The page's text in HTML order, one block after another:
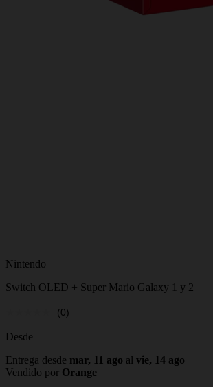
Nintendo
Switch OLED + Super Mario Galaxy 1 y 2
(0)
Desde
Entrega desde mar, 11 ago al vie, 14 ago
Vendido por Orange